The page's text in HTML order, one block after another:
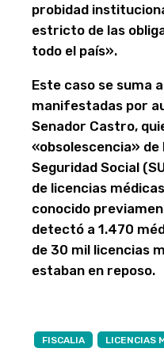
probidad
estricto de las
todo el país».
Este caso se suma
manifestadas por
Senador Castro,
«obsolescencia»
Seguridad Social
de licencias
conocido
detectó a 1.470
de 30 mil licencias
estaban en reposo.
FISCALIA LICENCIAS